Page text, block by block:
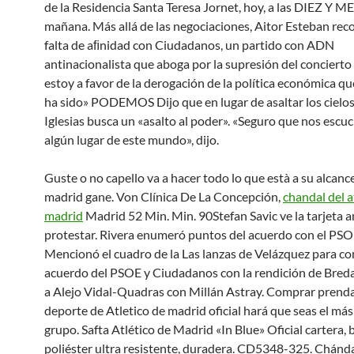
de la Residencia Santa Teresa Jornet, hoy, a las DIEZ Y
mañana. Más allá de las negociaciones, Aitor Esteban
falta de aﬁnidad con Ciudadanos, un partido con ADN
antinacionalista que aboga por la supresión del concierto
estoy a favor de la derogación de la política económica
ha sido» PODEMOS Dijo que en lugar de asaltar los
Iglesias busca un «asalto al poder». «Seguro que nos
algún lugar de este mundo», dijo.
Guste o no capello va a hacer todo lo que està a su
madrid gane. Von Clínica De La Concepción,chandal del
madrid Madrid 52 Min. Min. 90Stefan Savic ve la tarjeta
protestar. Rivera enumeró puntos del acuerdo con el
Mencionó el cuadro de la Las lanzas de Velázquez para
acuerdo del PSOE y Ciudadanos con la rendición de
a Alejo Vidal-Quadras con Millán Astray. Comprar
deporte de Atletico de madrid oficial hará que seas el
grupo. Safta Atlético de Madrid «In Blue» Oficial cartera,
poliéster ultra resistente, duradera. CD5348-325.